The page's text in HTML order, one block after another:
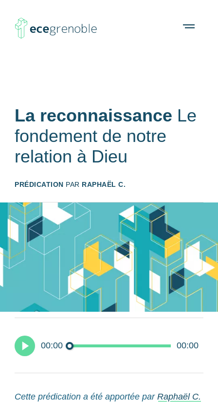
ECE
À propos Agenda RessourcesOpen
La reconnaissance Le
fondement de notre
relation à Dieu
PRÉDICATION PAR RAPHAËL C.
00:00 00:00
Cette prédication a été apportée par Raphaël C.